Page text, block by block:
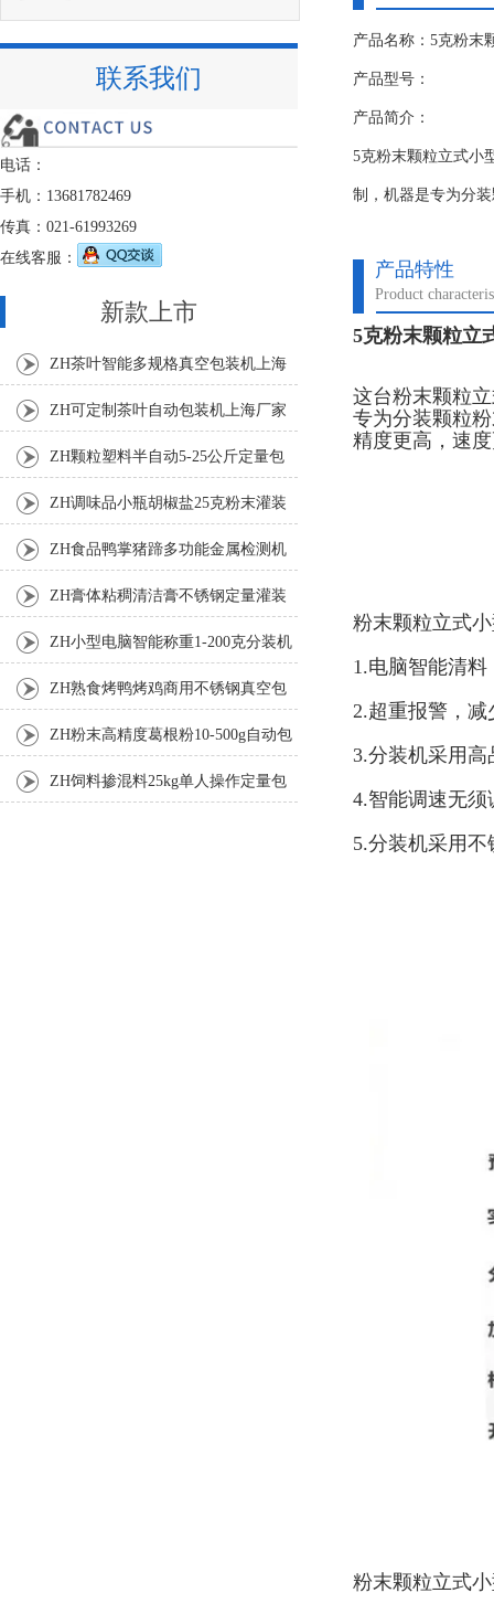
产品名称：5克粉末
产品型号：
产品简介：
5克粉末颗粒立式小
制，机器是专为分
产品特性
Product
5克粉末颗粒立
这台粉末颗粒
专为分装颗粒
精度更高，速
粉末颗粒立式
1.电脑智能清
2.超重报警，减
3.分装机采用
4.智能调速无
5.分装机采用
粉末颗粒立式
联系我们
电话：
手机：13681782469
传真：021-61993269
在线客服：
新款上市
ZH茶叶智能多规格真空包装机上海
厂家 ZH可定制茶叶自动包装机上海厂家
ZH颗粒塑料半自动5-25公斤定量包
装机 ZH调味品小瓶胡椒盐25克粉末灌装
ZH食品鸭掌猪蹄多功能金属检测机
ZH膏体粘稠清洁膏不锈钢定量灌装
机厂家 ZH小型电脑智能称重1-200克分装机
ZH熟食烤鸭烤鸡商用不锈钢真空包
装机 ZH粉末高精度葛根粉10-500g自动包
装机 ZH饲料掺混料25kg单人操作定量包